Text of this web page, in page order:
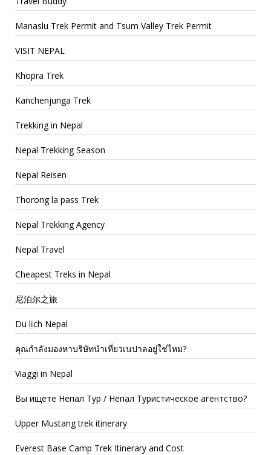
Manaslu Trek Permit and Tsum Valley Trek Permit
VISIT NEPAL
Khopra Trek
Kanchenjunga Trek
Trekking in Nepal
Nepal Trekking Season
Nepal Reisen
Thorong la pass Trek
Nepal Trekking Agency
Nepal Travel
Cheapest Treks in Nepal
尼泊尔之旅
Du lịch Nepal
คุณกำลังมองหาบริษัทนำเที่ยวเนปาลอยู่ใช่ไหม?
Viaggi in Nepal
Вы ищете Непал Тур / Непал Туристическое агентство?
Upper Mustang trek itinerary
Everest Base Camp Trek Itinerary and Cost